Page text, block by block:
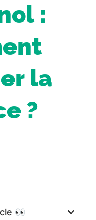
:
la
?
👀